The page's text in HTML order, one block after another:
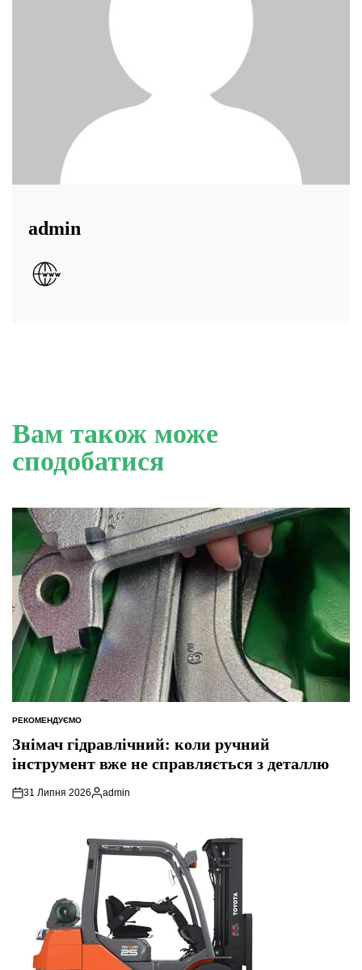
admin
Вам також може
сподобатися
ОПУБЛІКУВАТИ
РЕКОМЕНДУЄМО
Знімач гідравлічний: коли ручний
інструмент вже не справляється з деталлю
31 Липня 2026
Опубліковано
admin